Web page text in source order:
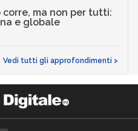
corre, ma non per tutti:
e globale
Vedi tutti gli approfondimenti >